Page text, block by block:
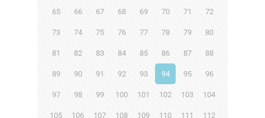
65 66 67 68 69 70 71 72
73 74 75 76 77 78 79 80
81 82 83 84 85 86 87 88
89 90 91 92 93 94 95 96
97 98 99 100 101 102 103 104
105 106 107 108 109 110 111 112